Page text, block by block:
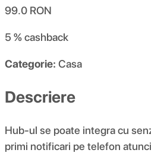
99.0 RON
5 %cashback
Categorie: Casa
Descriere
Hub-ul se poate integra cu
primi notificari pe telefon